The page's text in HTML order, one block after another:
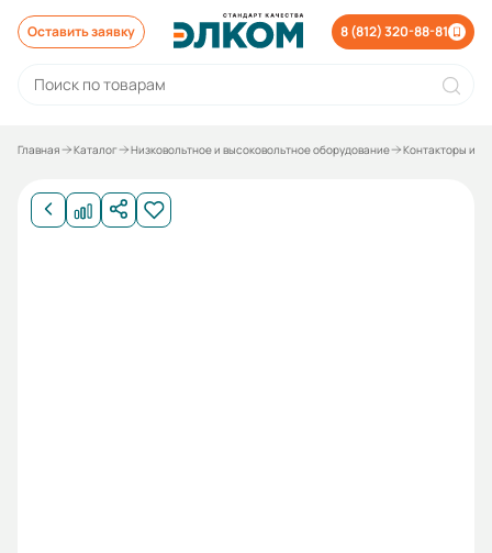
Оставить заявку 8 (812) 320-88-81
Главная Каталог Низковольтное и высоковольтное оборудование Контакторы и